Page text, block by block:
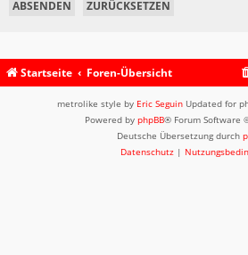
Startseite Foren-Übersicht
metrolike style by Eric Seguin Updated for
Powered by phpBB® Forum Software
Deutsche Übersetzung durch
Datenschutz |